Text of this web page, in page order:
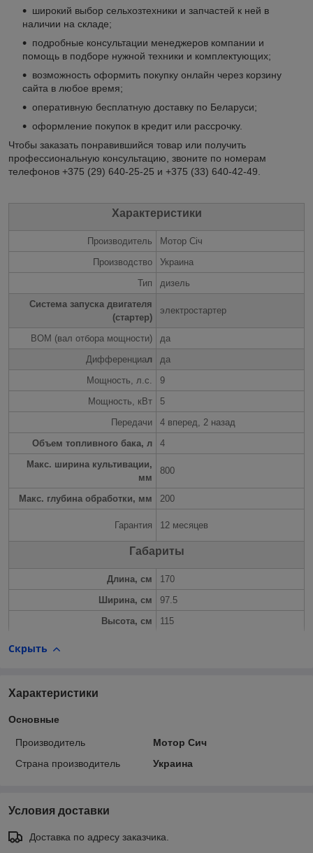
широкий выбор сельхозтехники и запчастей к ней в
наличии на складе;
подробные консультации менеджеров компании и
помощь в подборе нужной техники и комплектующих;
возможность оформить покупку онлайн через корзину
сайта в любое время;
оперативную бесплатную доставку по Беларуси;
оформление покупок в кредит или рассрочку.
Чтобы заказать понравившийся товар или получить
профессиональную консультацию, звоните по номерам
телефонов +375 (29) 640-25-25 и +375 (33) 640-42-49.
Характеристики
Производитель
Мотор Січ
Производство
Украина
Тип
дизель
Система запуска двигателя
(стартер)
электростартер
ВОМ (вал отбора мощности)
да
Дифференциал
да
Мощность, л.с.
9
Мощность, кВт
5
Передачи
4 вперед, 2 назад
Объем топливного бака, л
4
Макс. ширина культивации,
мм
800
Макс. глубина обработки, мм 200
Гарантия 12 месяцев
Габариты
Длина, см
170
Ширина, см
97.5
Высота, см
115
Скрыть
Характеристики
Основные
Производитель
Мотор Сич
Страна производитель
Украина
Условия доставки
Доставка по адресу заказчика.